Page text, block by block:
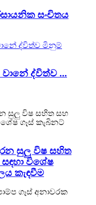
සංචිතය
ද්විත්ව ...
සුලු විෂ සහිත
විශේෂ
කැඳවීම